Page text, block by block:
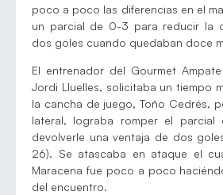
poco a poco las diferencias en el
un parcial de 0-3 para reducir la
dos goles cuando quedaban doce
El entrenador del Gourmet
Jordi Lluelles, solicitaba un tiempo
la cancha de juego, Toño Cedrés,
lateral, lograba romper el parcial
devolverle una ventaja de dos
26). Se atascaba en ataque el
Maracena fue poco a poco
del encuentro.